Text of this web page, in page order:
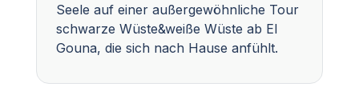
Seele auf einer außergewöhnliche Tour
schwarze Wüste&weiße Wüste ab El
Gouna, die sich nach Hause anfühlt.